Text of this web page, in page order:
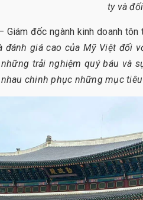
ty và
Giám đốc ngành kinh doanh tôn
đánh giá cao của Mỹ Việt đối
trải nghiệm quý báu và
chinh phục những mục